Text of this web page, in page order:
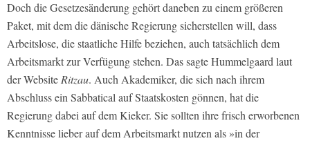
Doch die Gesetzesänderung gehört daneben zu einem größeren
Paket, mit dem die dänische Regierung sicherstellen will, dass
Arbeitslose, die staatliche Hilfe beziehen, auch tatsächlich dem
Arbeitsmarkt zur Verfügung stehen. Das sagte Hummelgaard laut
der WebsiteRitzau. Auch Akademiker, die sich nach ihrem
Abschluss ein Sabbatical auf Staatskosten gönnen, hat die
Regierung dabei auf dem Kieker. Sie sollten ihre frisch erworbenen
Kenntnisse lieber auf dem Arbeitsmarkt nutzen als »in der